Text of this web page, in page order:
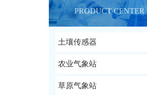
PRODUCT CENTER
土壤传感器
农业气象站
草原气象站